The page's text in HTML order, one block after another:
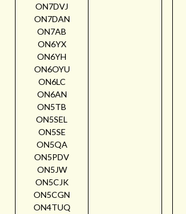
ON7DVJ
ON7DAN
ON7AB
ON6YX
ON6YH
ON6OYU
ON6LC
ON6AN
ON5TB
ON5SEL
ON5SE
ON5QA
ON5PDV
ON5JW
ON5CJK
ON5CGN
ON4TUQ